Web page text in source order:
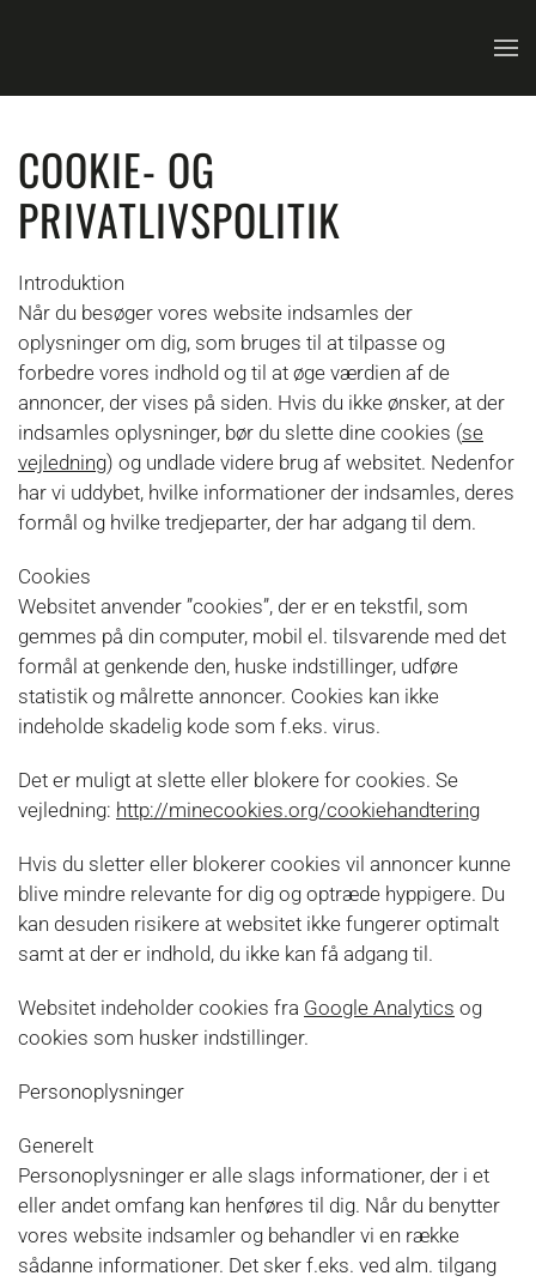
COOKIE- OG
PRIVATLIVSPOLITIK
Introduktion
Når du besøger vores website indsamles der
oplysninger om dig, som bruges til at tilpasse og
forbedre vores indhold og til at øge værdien af de
annoncer, der vises på siden. Hvis du ikke ønsker, at der
indsamles oplysninger, bør du slette dine cookies (se
vejledning) og undlade videre brug af websitet. Nedenfor
har vi uddybet, hvilke informationer der indsamles, deres
formål og hvilke tredjeparter, der har adgang til dem.
Cookies
Websitet anvender ”cookies”, der er en tekstfil, som
gemmes på din computer, mobil el. tilsvarende med det
formål at genkende den, huske indstillinger, udføre
statistik og målrette annoncer. Cookies kan ikke
indeholde skadelig kode som f.eks. virus.
Det er muligt at slette eller blokere for cookies. Se
vejledning: http://minecookies.org/cookiehandtering
Hvis du sletter eller blokerer cookies vil annoncer kunne
blive mindre relevante for dig og optræde hyppigere. Du
kan desuden risikere at websitet ikke fungerer optimalt
samt at der er indhold, du ikke kan få adgang til.
Websitet indeholder cookies fra Google Analytics og
cookies som husker indstillinger.
Personoplysninger
Generelt
Personoplysninger er alle slags informationer, der i et
eller andet omfang kan henføres til dig. Når du benytter
vores website indsamler og behandler vi en række
sådanne informationer. Det sker f.eks. ved alm. tilgang